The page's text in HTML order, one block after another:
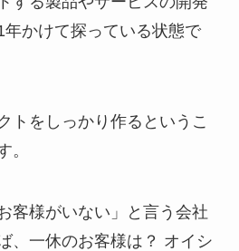
かけて探っている状態で
トをしっかり作るというこ
。
客様がいない」と言う会社
、一休のお客様は？ オイシ